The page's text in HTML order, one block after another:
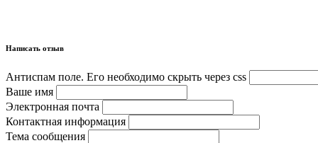
Написать отзыв
Антиспам поле. Его необходимо скрыть через css
Ваше имя
Электронная почта
Контактная информация
Тема сообщения